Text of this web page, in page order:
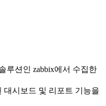
루션인 zabbix에서 수집한
대시보드 및 리포트 기능을